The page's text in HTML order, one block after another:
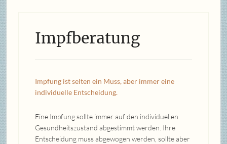
Impfberatung
Impfung ist selten ein Muss, aber immer eine
individuelle Entscheidung.
Eine Impfung sollte immer auf den individuellen
Gesundheitszustand abgestimmt werden. Ihre
Entscheidung muss abgewogen werden, sollte aber